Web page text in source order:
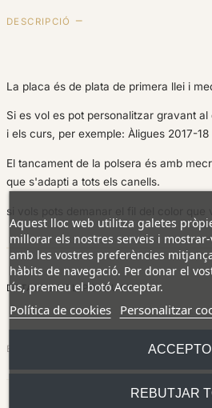
DESCRIPCIÓ
La placa és de plata de primera llei i
Si es vol es pot personalitzar gravant
i els curs, per exemple: Àligues 2017-18
El tancament de la polsera és amb
que s'adapti a tots els canells.
si vols pots demanar el fil del color que
DETALLS DEL PRODUCTE
EN INVENTARI
Aquest lloc web utilitza galetes
millorar els nostres serveis i
amb les vostres preferències
hàbits de navegació. Per donar el
ús, premeu el botó Acceptar.
Política de cookies Personalitzar
REBUTJAR
ACCEPTO